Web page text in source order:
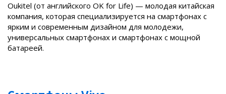
Oukitel (от английского OK for Life) — молодая китайская
компания, которая специализируется на смартфонах с
ярким и современным дизайном для молодежи,
универсальных смартфонах и смартфонах с мощной
батареей.